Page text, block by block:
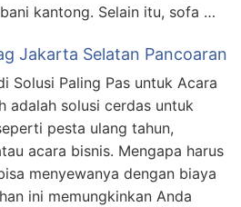
kantong. Selain itu, sofa …
Jakarta Selatan Pancoaran
Solusi Paling Pas untuk Acara
adalah solusi cerdas untuk
pesta ulang tahun,
acara bisnis. Mengapa harus
menyewanya dengan biaya
ini memungkinkan Anda